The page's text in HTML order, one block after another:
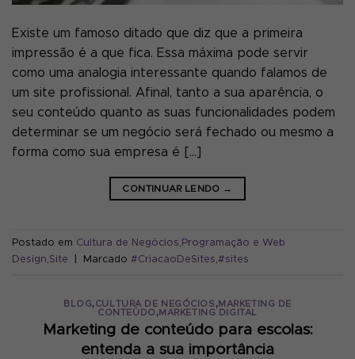
Existe um famoso ditado que diz que a primeira
impressão é a que fica. Essa máxima pode servir
como uma analogia interessante quando falamos de
um site profissional. Afinal, tanto a sua aparência, o
seu conteúdo quanto as suas funcionalidades podem
determinar se um negócio será fechado ou mesmo a
forma como sua empresa é […]
CONTINUAR LENDO →
Postado em Cultura de Negócios, Programação e Web
Design,Site Marcado #CriacaoDeSites,#sites
BLOG,CULTURA DE NEGÓCIOS ,MARKETING DE
CONTEÚDO ,MARKETING DIGITAL
Marketing de conteúdo para escolas:
entenda a sua importância